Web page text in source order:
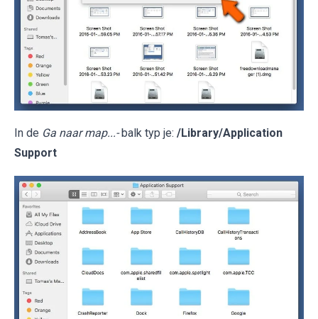
In de Ga naar map...- balk typ je: /Library/Application
Support